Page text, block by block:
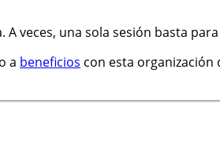
veces, una sola sesión basta
a beneficios con esta